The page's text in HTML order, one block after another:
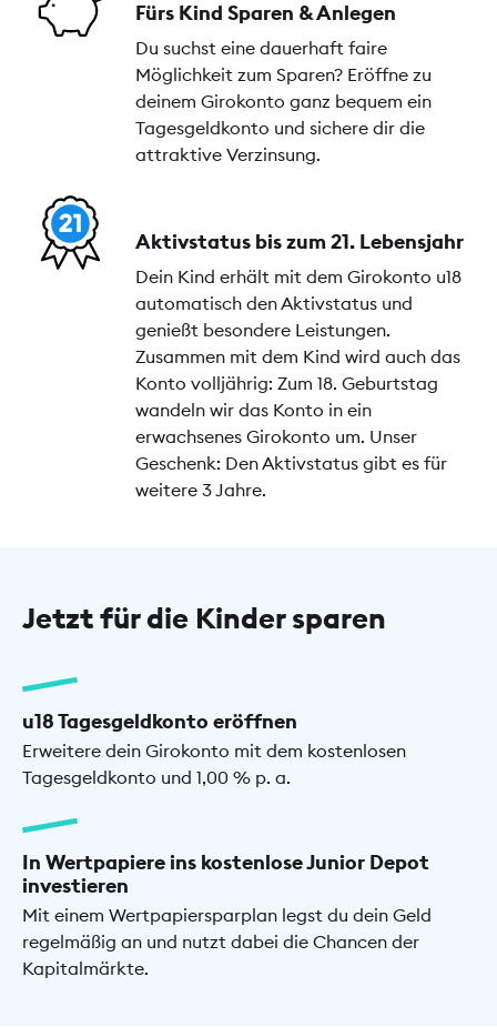
Fürs Kind Sparen & Anlegen
Du suchst eine dauerhaft faire
Möglichkeit zum Sparen? Eröffne zu
deinem Girokonto ganz bequem ein
Tagesgeldkonto und sichere dir die
attraktive Verzinsung.
Aktivstatus bis zum 21. Lebensjahr
Dein Kind erhält mit dem Girokonto u18
automatisch den Aktivstatus und
genießt besondere Leistungen.
Zusammen mit dem Kind wird auch das
Konto volljährig: Zum 18. Geburtstag
wandeln wir das Konto in ein
erwachsenes Girokonto um. Unser
Geschenk: Den Aktivstatus gibt es für
weitere 3 Jahre.
Jetzt für die Kinder sparen
u18 Tagesgeldkonto eröffnen
Erweitere dein Girokonto mit dem kostenlosen
Tagesgeldkonto und 1,00 % p. a.
In Wertpapiere ins kostenlose Junior Depot
investieren
Mit einem Wertpapiersparplan legst du dein Geld
regelmäßig an und nutzt dabei die Chancen der
Kapitalmärkte.